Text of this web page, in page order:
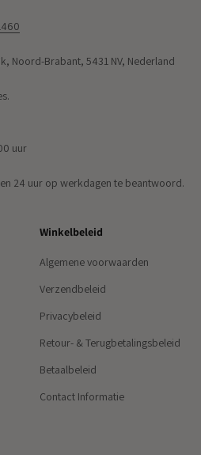
Noord-Brabant, 5431 NV, Nederland
uur
24 uur op werkdagen te beantwoord.
Winkelbeleid
Algemene voorwaarden
Verzendbeleid
Privacybeleid
Retour- & Terugbetalingsbeleid
Betaalbeleid
Contact Informatie